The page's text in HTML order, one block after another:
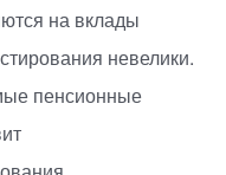
на вклады
невелики.
пенсионные